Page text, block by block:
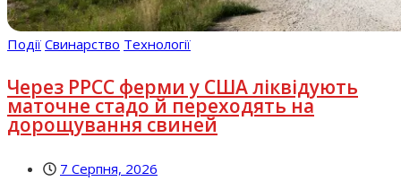
Події Свинарство Технології
Через РРСС ферми у США ліквідують
маточне стадо й переходять на
дорощування свиней
7 Серпня, 2026